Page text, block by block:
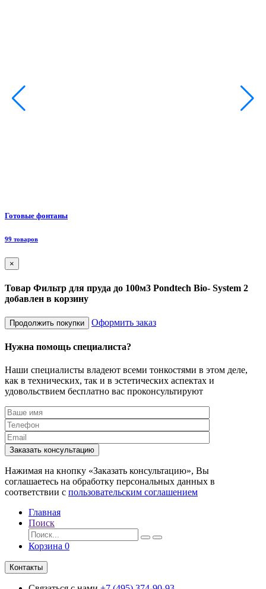
Готовые фонтаны
99 товаров
×
Товар Фильтр для пруда до 100м3 Pondtech Bio- System 2
добавлен в корзину
Продолжить покупки Оформить заказ
Нужна помощь специалиста?
Наши специалисты владеют всеми тонкостями в этом деле,
как в технических, так и в эстетических аспектах и
удовольствием бесплатно вас проконсультируют
Заказать консультацию
Нажимая на кнопку «Заказать консультацию», Вы
соглашаетесь на обработку персональных данных в
соответствии с пользовательским соглашением
Главная
Поиск
Корзина 0
Контакты